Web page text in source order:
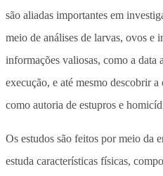
são aliadas importantes em
meio de análises de larvas, ovos e
informações valiosas, como a data
execução, e até mesmo descobrir
como autoria de estupros e
Os estudos são feitos por meio da
estuda características físicas,